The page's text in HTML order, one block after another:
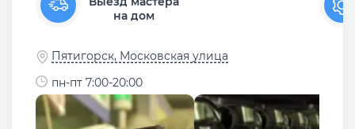
на дом
Пятигорск, Московская улица
пн-пт 7:00-20:00